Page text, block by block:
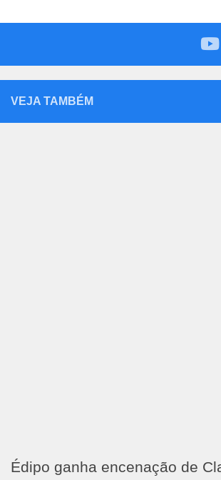
VEJA TAMBÉM
Édipo ganha encenação de